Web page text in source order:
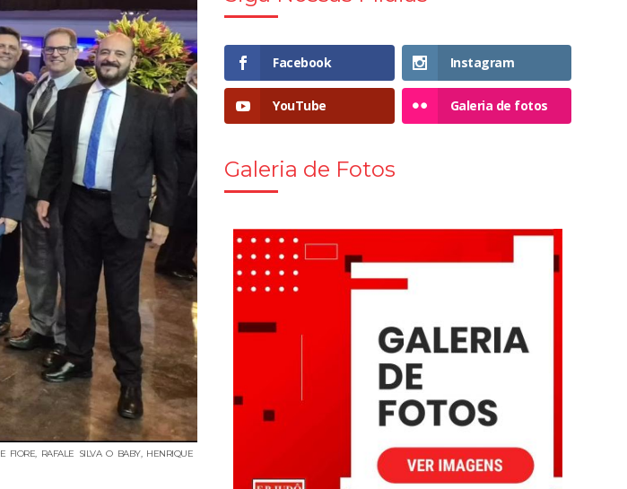
RAFALE SILVA O BABY, HENRIQUE
Facebook Instagram
YouTube Galeria de fotos
Galeria de Fotos